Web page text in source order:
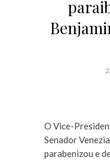
O Vice-
Senador
parabenizou e